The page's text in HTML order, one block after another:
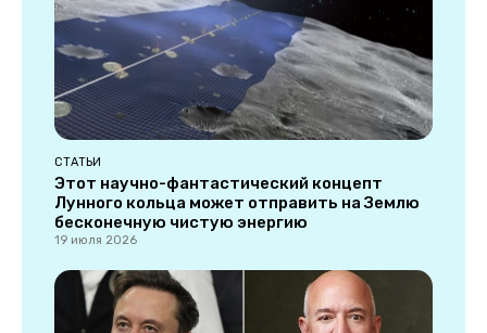
СТАТЬИ
Этот научно-фантастический концепт
Лунного кольца может отправить на Землю
бесконечную чистую энергию
19 июля 2026